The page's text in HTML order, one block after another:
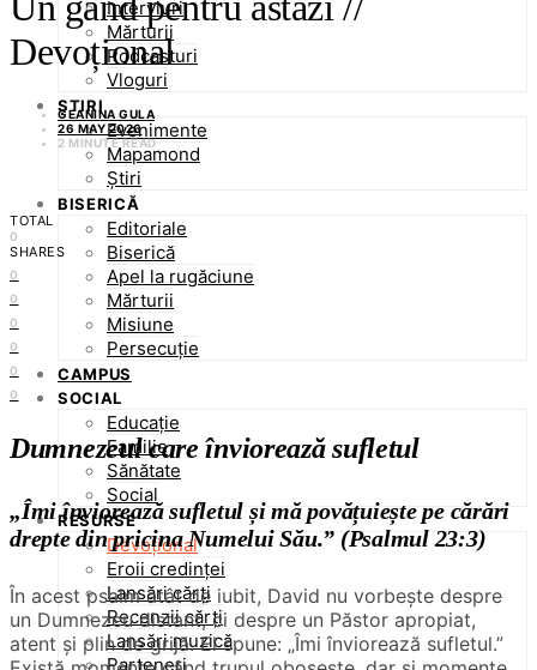
Interviuri
Mărturii
Podcasturi
Vloguri
ȘTIRI
Evenimente
Mapamond
Știri
BISERICĂ
Editoriale
Biserică
Apel la rugăciune
Mărturii
Misiune
Persecuție
CAMPUS
SOCIAL
Educație
Familie
Sănătate
Social
RESURSE
Devoțional
Eroii credinței
Lansări cărți
Recenzii cărți
Lansări muzică
Parteneri
Devoțional
GEANINA GULA
26 MAY 2026
2 MINUTE READ
TOTAL
0
SHARES
0
0
0
0
0
0
Dumnezeul care înviorează sufletul
„Îmi înviorează sufletul și mă povățuiește pe cărări
drepte din pricina Numelui Său.” (Psalmul 23:3)
În acest psalm atât de iubit, David nu vorbește despre
un Dumnezeu distant, ci despre un Păstor apropiat,
atent și plin de grijă. El spune: „Îmi înviorează sufletul.”